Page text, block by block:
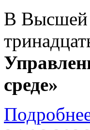
В Высшей
среде»